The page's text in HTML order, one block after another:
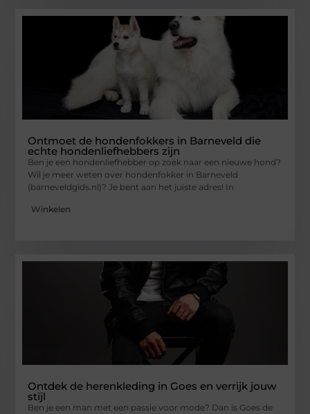
Ontmoet de hondenfokkers in Barneveld die
echte hondenliefhebbers zijn
Ben je een hondenliefhebber op zoek naar een nieuwe hond?
Wil je meer weten over hondenfokker in Barneveld
(barneveldgids.nl)? Je bent aan het juiste adres! In
Winkelen
Ontdek de herenkleding in Goes en verrijk jouw
stijl
Ben je een man met een passie voor mode? Dan is Goes de